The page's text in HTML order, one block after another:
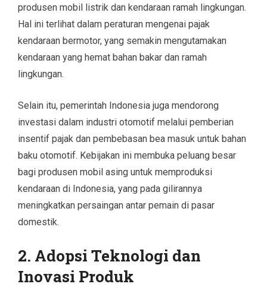
produsen mobil listrik dan kendaraan ramah lingkungan.
Hal ini terlihat dalam peraturan mengenai pajak
kendaraan bermotor, yang semakin mengutamakan
kendaraan yang hemat bahan bakar dan ramah
lingkungan.
Selain itu, pemerintah Indonesia juga mendorong
investasi dalam industri otomotif melalui pemberian
insentif pajak dan pembebasan bea masuk untuk bahan
baku otomotif. Kebijakan ini membuka peluang besar
bagi produsen mobil asing untuk memproduksi
kendaraan di Indonesia, yang pada gilirannya
meningkatkan persaingan antar pemain di pasar
domestik.
2. Adopsi Teknologi dan
Inovasi Produk